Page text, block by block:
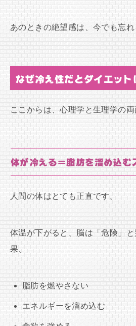
あのときの絶望感は、今でも忘れ
なぜ冷え性だとダイエット
ここからは、心理学と生理学の両
体が冷える＝脂肪を溜め込む
人間の体はとても正直です。
体温が下がると、脳は「危険」
果、
脂肪を燃やさない
エネルギーを溜め込む